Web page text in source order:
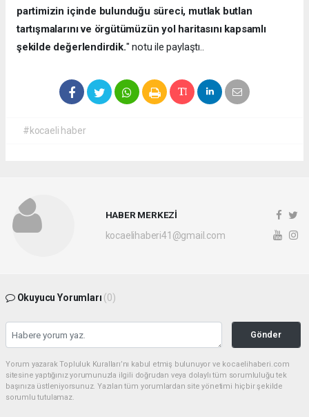
partimizin içinde bulunduğu süreci, mutlak butlan
tartışmalarını ve örgütümüzün yol haritasını kapsamlı
şekilde değerlendirdik." notu ile paylaştı..
#kocaeli haber
HABER MERKEZİ
kocaelihaberi41@gmail.com
Okuyucu Yorumları (0)
Gönder
Yorum yazarak Topluluk Kuralları’nı kabul etmiş bulunuyor ve kocaelihaberi.com
sitesine yaptığınız yorumunuzla ilgili doğrudan veya dolaylı tüm sorumluluğu tek
başınıza üstleniyorsunuz. Yazılan tüm yorumlardan site yönetimi hiçbir şekilde
sorumlu tutulamaz.